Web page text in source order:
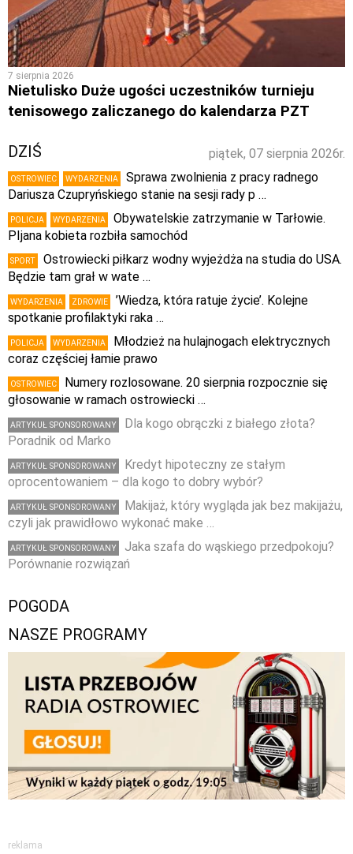
7 sierpnia 2026
Nietulisko Duże ugości uczestników turnieju
tenisowego zaliczanego do kalendarza PZT
piątek, 07 sierpnia 2026r.
DZIŚ
OSTROWIEC WYDARZENIA
Sprawa zwolnienia z pracy radnego
Dariusza Czupryńskiego stanie na sesji rady p …
POLICJA WYDARZENIA
Obywatelskie zatrzymanie w Tarłowie.
PIjana kobieta rozbiła samochód
SPORT
Ostrowiecki piłkarz wodny wyjeżdża na studia do USA.
Będzie tam grał w wate …
WYDARZENIA ZDROWIE
’Wiedza, która ratuje życie’. Kolejne
spotkanie profilaktyki raka …
POLICJA WYDARZENIA
Młodzież na hulajnogach elektrycznych
coraz częściej łamie prawo
OSTROWIEC
Numery rozlosowane. 20 sierpnia rozpocznie się
głosowanie w ramach ostrowiecki …
ARTYKUŁ SPONSOROWANY
Dla kogo obrączki z białego złota?
Poradnik od Marko
ARTYKUŁ SPONSOROWANY
Kredyt hipoteczny ze stałym
oprocentowaniem – dla kogo to dobry wybór?
ARTYKUŁ SPONSOROWANY
Makijaż, który wygląda jak bez makijażu,
czyli jak prawidłowo wykonać make …
ARTYKUŁ SPONSOROWANY
Jaka szafa do wąskiego przedpokoju?
Porównanie rozwiązań
POGODA
NASZE PROGRAMY
reklama